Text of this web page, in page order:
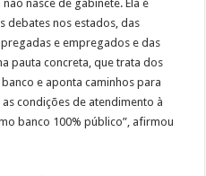
nasce de gabinete. Ela é
debates nos estados, das
e empregados e das
pauta concreta, que trata dos
e aponta caminhos para
condições de atendimento à
banco 100% público”, afirmou